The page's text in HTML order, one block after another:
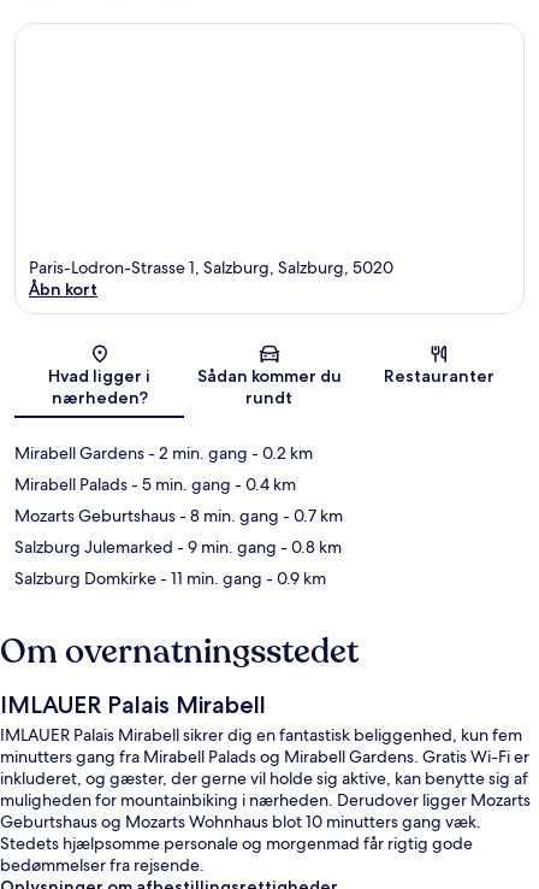
Kort
Paris-Lodron-Strasse 1, Salzburg, Salzburg, 5020
Åbn kort
Hvad ligger i
nærheden?
Sådan kommer du
rundt
Restauranter
Mirabell Gardens- 2 min. gang - 0.2 km
Mirabell Palads- 5 min. gang - 0.4 km
Mozarts Geburtshaus- 8 min. gang - 0.7 km
Salzburg Julemarked - 9 min. gang - 0.8 km
Salzburg Domkirke- 11 min. gang - 0.9 km
Om overnatningsstedet
IMLAUER Palais Mirabell
IMLAUER Palais Mirabell sikrer dig en fantastisk beliggenhed, kun fem
minutters gang fra Mirabell Palads og Mirabell Gardens. Gratis Wi-Fi er
inkluderet, og gæster, der gerne vil holde sig aktive, kan benytte sig af
muligheden for mountainbiking i nærheden. Derudover ligger Mozarts
Geburtshaus og Mozarts Wohnhaus blot 10 minutters gang væk.
Stedets hjælpsomme personale og morgenmad får rigtig gode
bedømmelser fra rejsende.